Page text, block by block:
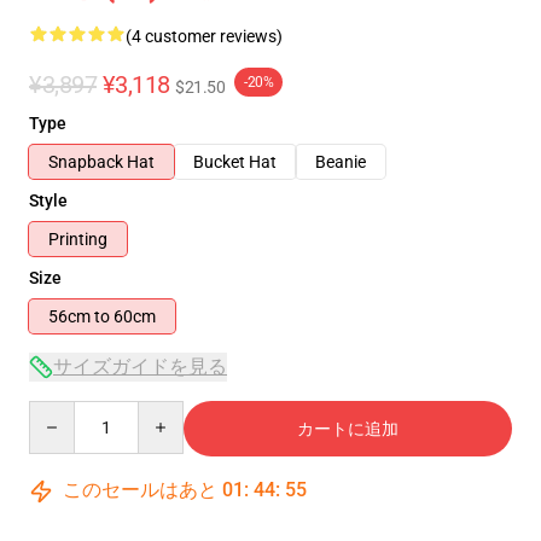
(4 customer reviews)
¥3,897 ¥3,118 $21.50 -20%
Type
Snapback Hat
Bucket Hat
Beanie
Style
Printing
Size
56cm to 60cm
サイズガイドを見る
カートに追加
このセールはあと 01 : 44: 54